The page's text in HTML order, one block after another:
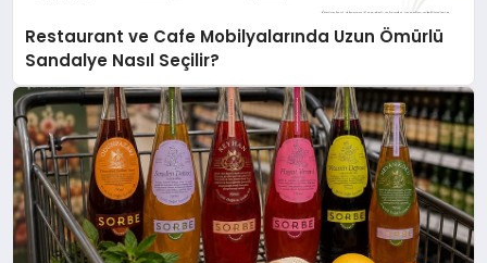
Restaurant ve Cafe Mobilyalarında Uzun Ömürlü
Sandalye Nasıl Seçilir?